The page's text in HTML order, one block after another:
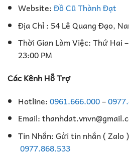
Website:Đồ Cũ Thành Đạt
Địa Chỉ : 54 Lê Quang Đạo,
Thời Gian Làm Việc: Thứ Hai
23:00 PM
Các Kênh Hỗ Trợ
Hotline:0961.666.000–
Email:
Tin Nhắn: Gửi tin nhắn ( Zalo )
0977.868.533